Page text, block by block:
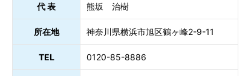
代 表 熊坂 治樹
所在地 神奈川県横浜市旭区鶴ヶ峰2-9-11
TEL 0120-85-8886